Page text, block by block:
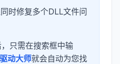
时修复多个DLL文件问
，只需在搜索框中输
驱动大师就会自动为您找